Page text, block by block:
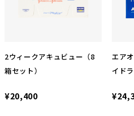
2ウィークアキュビュー（8
箱セット）
¥20,400
エア
イド